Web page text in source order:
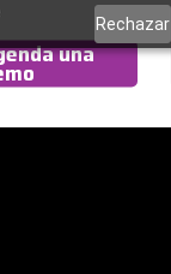
Rechazar
una